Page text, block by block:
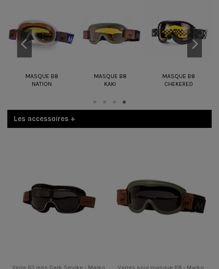
MASQUE B8
NATION
MASQUE B8
KAKI
MASQUE B8
CHEKERED
Les accessoires +
Verre B3 lens Dark Smoke - Marko
Verres pour masque B8 - Marko